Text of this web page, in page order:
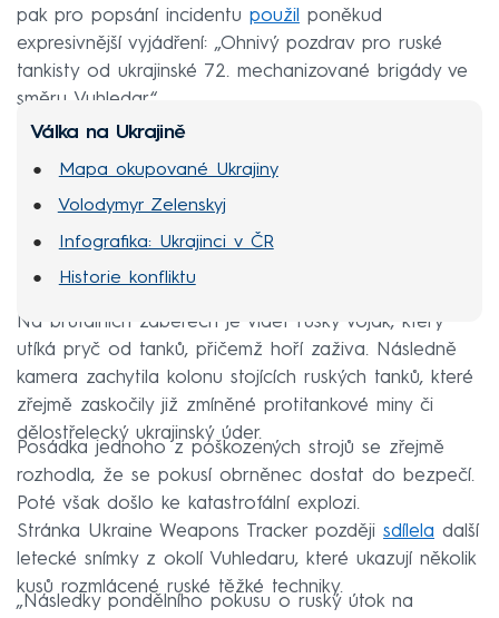
pak pro popsání incidentu použil poněkud
expresivnější vyjádření: „Ohnivý pozdrav pro ruské
tankisty od ukrajinské 72. mechanizované brigády ve
směru Vuhledar.“
Válka na Ukrajině
Mapa okupované Ukrajiny
Volodymyr Zelenskyj
Infografika: Ukrajinci v ČR
Historie konfliktu
Na brutálních záběrech je vidět ruský voják, který
utíká pryč od tanků, přičemž hoří zaživa. Následně
kamera zachytila kolonu stojících ruských tanků, které
zřejmě zaskočily již zmíněné protitankové miny či
dělostřelecký ukrajinský úder.
Posádka jednoho z poškozených strojů se zřejmě
rozhodla, že se pokusí obrněnec dostat do bezpečí.
Poté však došlo ke katastrofální explozi.
Stránka Ukraine Weapons Tracker později sdílela další
letecké snímky z okolí Vuhledaru, které ukazují několik
kusů rozmlácené ruské těžké techniky.
„Následky pondělního pokusu o ruský útok na